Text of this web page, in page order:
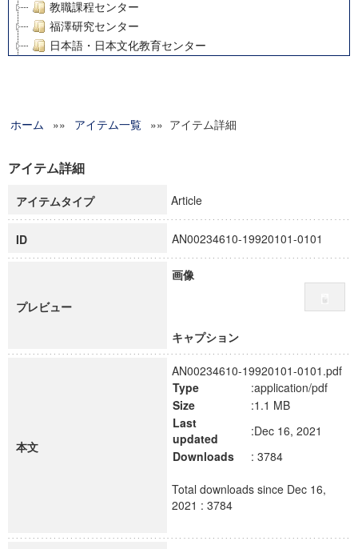
教職課程センター
福澤研究センター
日本語・日本文化教育センター
グローバルリサーチインスティテュート
科学研究費補助金研究成果報告書
慶應義塾大学グローバルCOEプログラム市民社会ガバナンス
慶應義塾大学グローバルCOEプログラム論理と感性の先端的
博士課程教育リーディングプログラム「超成熟社会発展のサ
学術雑誌掲載論文等(8)
ホーム »» アイテム一覧 »» アイテム詳細
アイテム詳細
アイテムタイプ Article
ID AN00234610-19920101-0101
プレビュー
画像
キャプション
本文
AN00234610-19920101-0101.pdf
Type
:application/pdf
Size
:1.1 MB
Last
updated
:Dec 16, 2021
Downloads
: 3784
Total downloads since Dec 16,
2021 : 3784